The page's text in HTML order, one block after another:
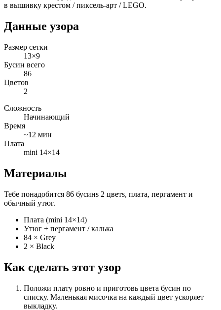
в вышивку крестом / пиксель-арт / LEGO.
Данные узора
Размер сетки
13×9
Бусин всего
86
Цветов
2
Сложность
Начинающий
Время
~12 мин
Плата
mini 14×14
Материалы
Тебе понадобится 86 бусинs 2 цветs, плата, пергамент и
обычный утюг.
Плата (mini 14×14)
Утюг + пергамент / калька
84 × Grey
2 × Black
Как сделать этот узор
Положи плату ровно и приготовь цвета бусин по
списку. Маленькая мисочка на каждый цвет ускоряет
выкладку.